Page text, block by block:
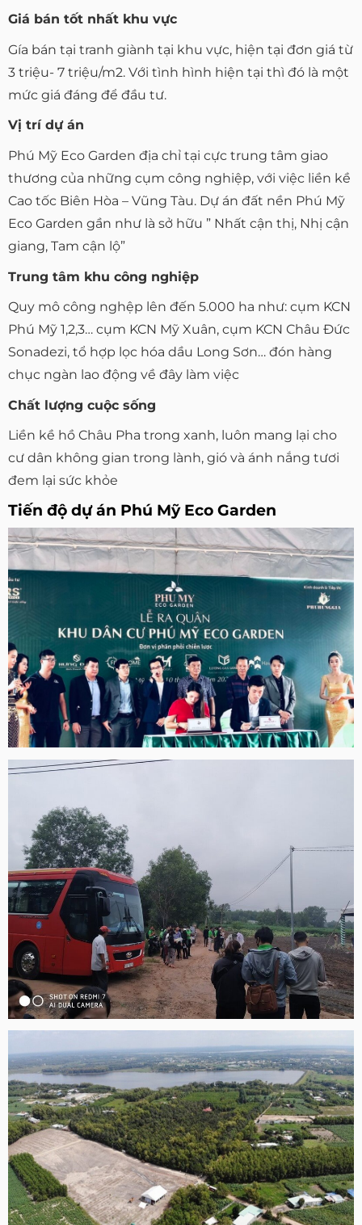
Giá bán tốt nhất khu vực
Gía bán tại tranh giành tại khu vực, hiện tại đơn giá từ
3 triệu- 7 triệu/m2. Với tình hình hiện tại thì đó là một
mức giá đáng để đầu tư.
Vị trí dự án
Phú Mỹ Eco Garden địa chỉ tại cực trung tâm giao
thương của những cụm công nghiệp, với việc liền kề
Cao tốc Biên Hòa – Vũng Tàu. Dự án đất nền Phú Mỹ
Eco Garden gần như là sở hữu ” Nhất cận thị, Nhị cận
giang, Tam cận lộ”
Trung tâm khu công nghiệp
Quy mô công nghệp lên đến 5.000 ha như: cụm KCN
Phú Mỹ 1,2,3… cụm KCN Mỹ Xuân, cụm KCN Châu Đức
Sonadezi, tổ hợp lọc hóa dầu Long Sơn… đón hàng
chục ngàn lao động về đây làm việc
Chất lượng cuộc sống
Liền kề hồ Châu Pha trong xanh, luôn mang lại cho
cư dân không gian trong lành, gió và ánh nắng tươi
đem lại sức khỏe
Tiến độ dự án Phú Mỹ Eco Garden